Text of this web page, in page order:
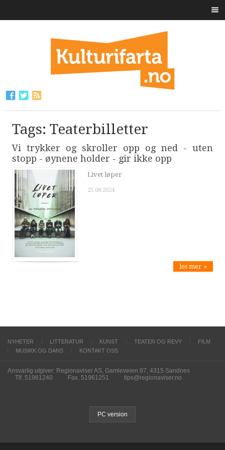
Tags: Teaterbilletter
Vi trykker og skroller opp og ned - uten
stopp - øynene holder - gir ikke opp
Livet løper
23.08.2024
les mer »
NYHETER LITTERATUR KUNST TEATER OG REVY
FILM
MUSIKK OG DANS
KONTAKT OSS
Ansvarlig utgiver: Regionaviser AS, Gamleveien 87, 4315 Sandnes
Tlf. 51961240
Fax. 51961251 tips@regionaviser.no
PC version